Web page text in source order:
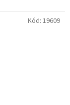
Kód: 19609